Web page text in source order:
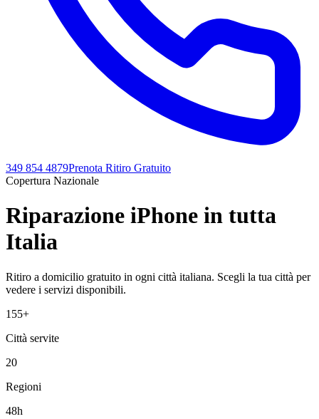
349 854 4879Prenota Ritiro Gratuito
Copertura Nazionale
Riparazione iPhone in tutta
Italia
Ritiro a domicilio gratuito in ogni città italiana. Scegli la tua città per
vedere i servizi disponibili.
155+
Città servite
20
Regioni
48h